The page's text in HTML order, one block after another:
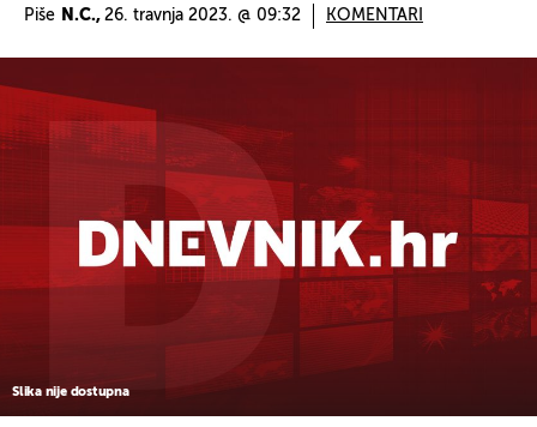
Piše N.C., 26. travnja 2023. @ 09:32 KOMENTARI
Slika nije dostupna